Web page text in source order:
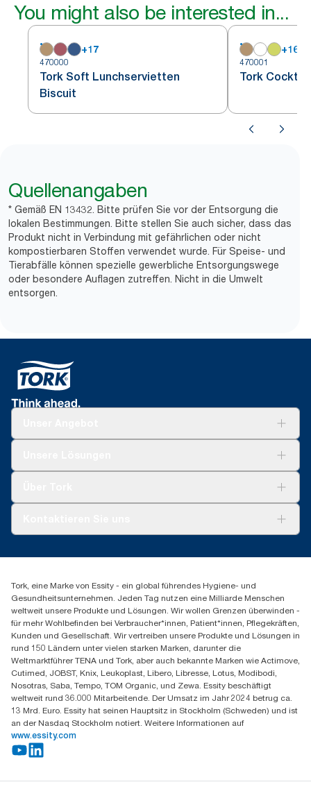
You might also be interested in...
+17
470000
Tork Soft Lunchservietten
Biscuit
+16
470001
Tork
Quellenangaben
* Gemäß EN 13432. Bitte prüfen Sie vor der Entsorgung die
lokalen Bestimmungen. Bitte stellen Sie auch sicher, dass das
Produkt nicht in Verbindung mit gefährlichen oder nicht
kompostierbaren Stoffen verwendet wurde. Für Speise- und
Tierabfälle können spezielle gewerbliche Entsorgungswege
oder besondere Auflagen zutreffen. Nicht in die Umwelt
entsorgen.
Spenderreklamation
+43 (0) 8 10-22 00 84
Essity Austria Vertriebs GmbH
Am Europlatz 2
1120 Wien
Mo-Do 8:00-16:30 | Fr 8:00-15:00
GLN: 9011111000026
Tork, eine Marke von Essity - ein global führendes Hygiene- und
Gesundheitsunternehmen. Jeden Tag nutzen eine Milliarde Menschen
weltweit unsere Produkte und Lösungen. Wir wollen Grenzen überwinden -
für mehr Wohlbefinden bei Verbraucher*innen, Patient*innen, Pflegekräften,
Kunden und Gesellschaft. Wir vertreiben unsere Produkte und Lösungen in
rund 150 Ländern unter vielen starken Marken, darunter die
Weltmarktführer TENA und Tork, aber auch bekannte Marken wie Actimove,
Cutimed, JOBST, Knix, Leukoplast, Libero, Libresse, Lotus, Modibodi,
Nosotras, Saba, Tempo, TOM Organic, und Zewa. Essity beschäftigt
weltweit rund 36.000 Mitarbeitende. Der Umsatz im Jahr 2024 betrug ca.
13 Mrd. Euro. Essity hat seinen Hauptsitz in Stockholm (Schweden) und ist
an der Nasdaq Stockholm notiert. Weitere Informationen auf
www.essity.com